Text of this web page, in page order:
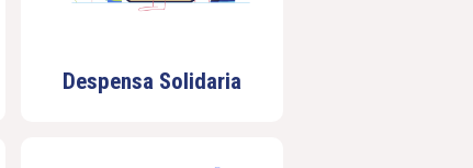
Despensa Solidaria